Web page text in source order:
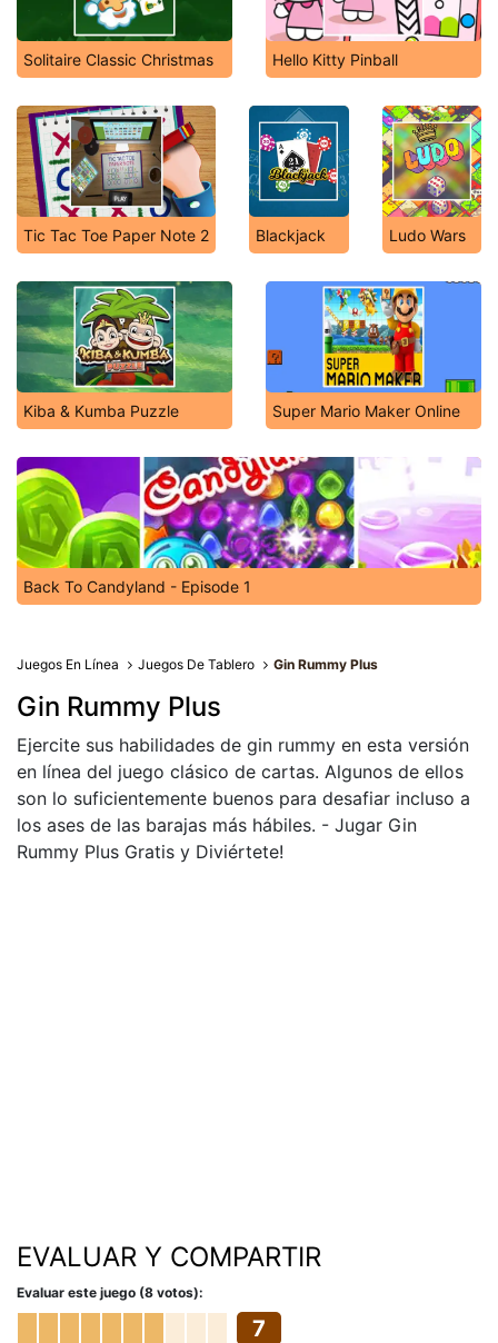
Solitaire Classic Christmas Hello Kitty Pinball
Tic Tac Toe Paper Note 2 Blackjack Ludo Wars
Kiba & Kumba Puzzle Super Mario Maker Online
Back To Candyland - Episode 1
Juegos En Línea Juegos De Tablero Gin Rummy Plus
Gin Rummy Plus
Ejercite sus habilidades de gin rummy en esta versión
en línea del juego clásico de cartas. Algunos de ellos
son lo suficientemente buenos para desafiar incluso a
los ases de las barajas más hábiles. - Jugar Gin
Rummy Plus Gratis y Diviértete!
EVALUAR Y COMPARTIR
Evaluar este juego (8 votos):
7